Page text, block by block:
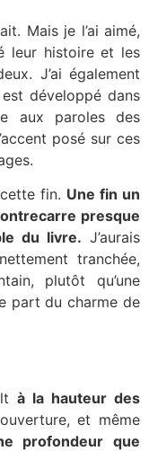
Mais je l’ai aimé,
leur histoire et les
J’ai également
développé dans
aux paroles des
posé sur ces
fin. Une fin un
presque
du livre. J’aurais
tranchée,
plutôt qu’une
part du charme de
à la hauteur des
et même
profondeur que